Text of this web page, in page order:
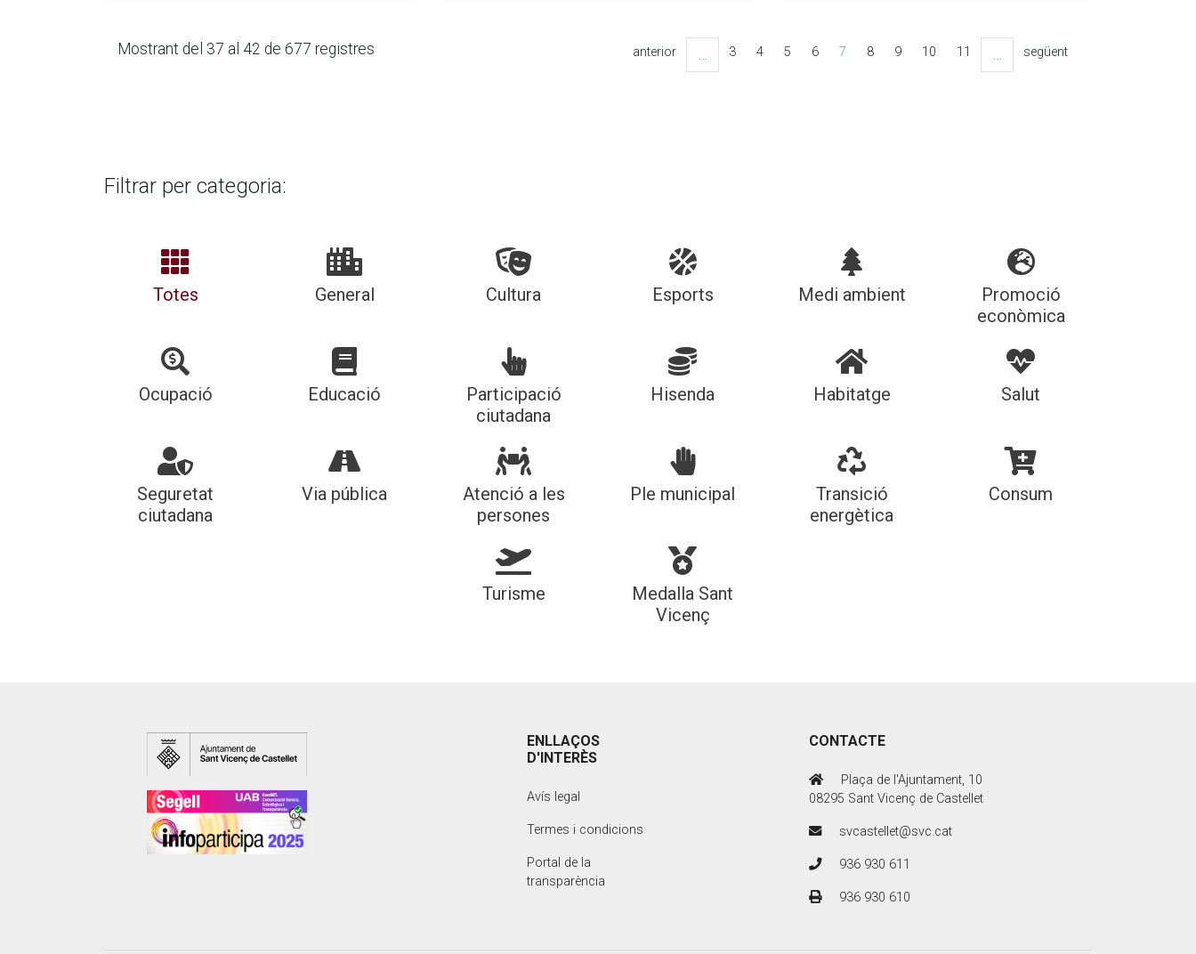
Mostrant del 37 al 42 de 677 registres anterior 3 4 5 6 7 8 9 10 11 següent
Filtrar per categoria:
Totes General Cultura Esports Medi ambient
Promoció
econòmica
Ocupació Educació
Participació
ciutadana
Hisenda Habitatge Salut
Seguretat
ciutadana
Via pública
Atenció a les
persones
Ple municipal
Transició
energètica
Consum
Turisme
Medalla Sant
Vicenç
ENLLAÇOS
D'INTERÈS
Avís legal
Termes i condicions
Portal de la
transparència
CONTACTE
Plaça de l'Ajuntament, 10
08295 Sant Vicenç de Castellet
svcastellet@svc.cat
936 930 611
936 930 610